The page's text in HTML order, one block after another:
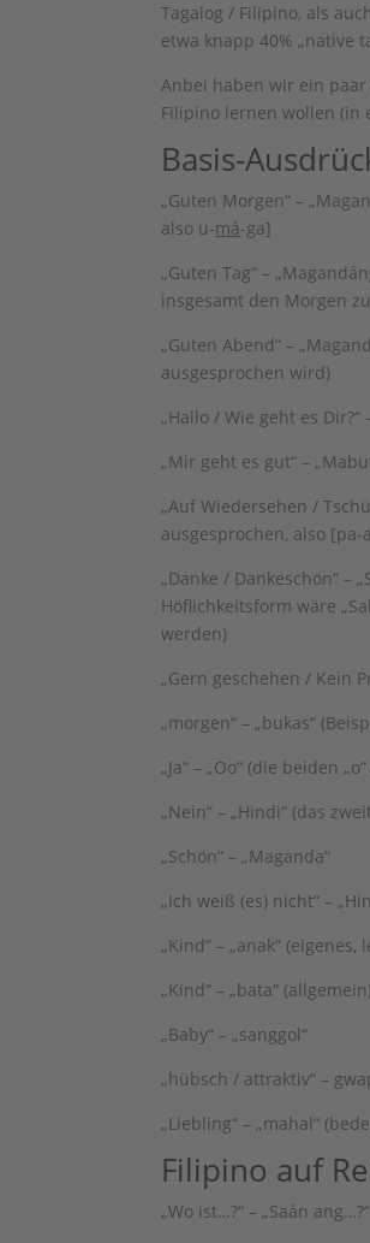
Tagalog / Filipino, als
etwa knapp 40% „native
Anbei haben wir ein
Filipino lernen wollen (in
Basis-
„Guten Morgen“ –
also u-má-ga]
„Guten Tag“ –
insgesamt den Morgen
„Guten Abend“ –
ausgesprochen wird)
„Hallo / Wie geht es Dir?“
„Mir geht es gut“ –
„Auf Wiedersehen /
ausgesprochen, also [pa-
„Danke / Dankeschön“ –
Höflichkeitsform wäre
werden)
„Gern geschehen / Kein
„morgen“ – „bukas“
„Ja“ – „Oo“ (die beiden
„Nein“ – „Hindi“ (das
„Schön“ – „Maganda“
„Ich weiß (es) nicht“ –
„Kind“ – „anak“
„Kind“ – „bata“
„Baby“ – „sanggol“
„hübsch / attraktiv“ –
„Liebling“ – „mahal“
Filipino auf
„Wo ist…?“ – „Saán ang…?“